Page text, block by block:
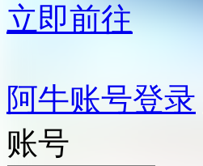
立即前往
阿牛账号登录
账号